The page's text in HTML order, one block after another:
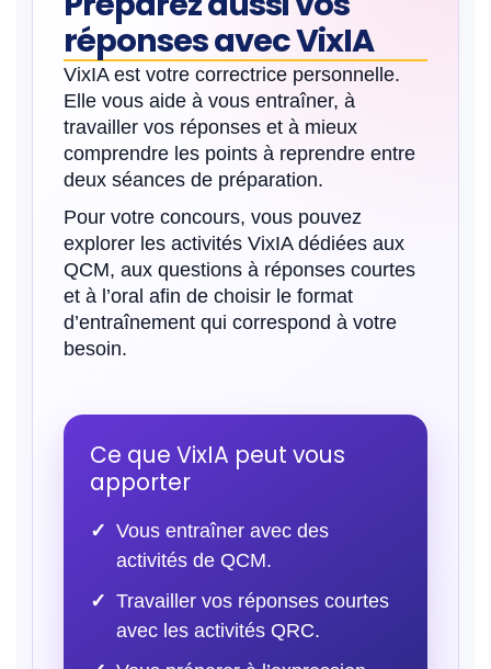
réponses avec VixIA
VixIA est votre correctrice personnelle.
Elle vous aide à vous entraîner, à
travailler vos réponses et à mieux
comprendre les points à reprendre entre
deux séances de préparation.
Pour votre concours, vous pouvez
explorer les activités VixIA dédiées aux
QCM, aux questions à réponses courtes
et à l’oral afin de choisir le format
d’entraînement qui correspond à votre
besoin.
Ce que VixIA peut vous
apporter
Vous entraîner avec des
activités de QCM.
Travailler vos réponses courtes
avec les activités QRC.